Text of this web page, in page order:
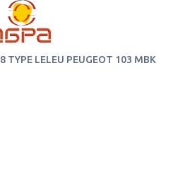
TYPE LELEU PEUGEOT 103 MBK